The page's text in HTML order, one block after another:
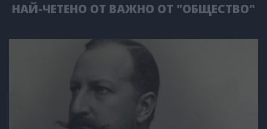
НАЙ-ЧЕТЕНО ОТ ВАЖНО ОТ "ОБЩЕСТВО"